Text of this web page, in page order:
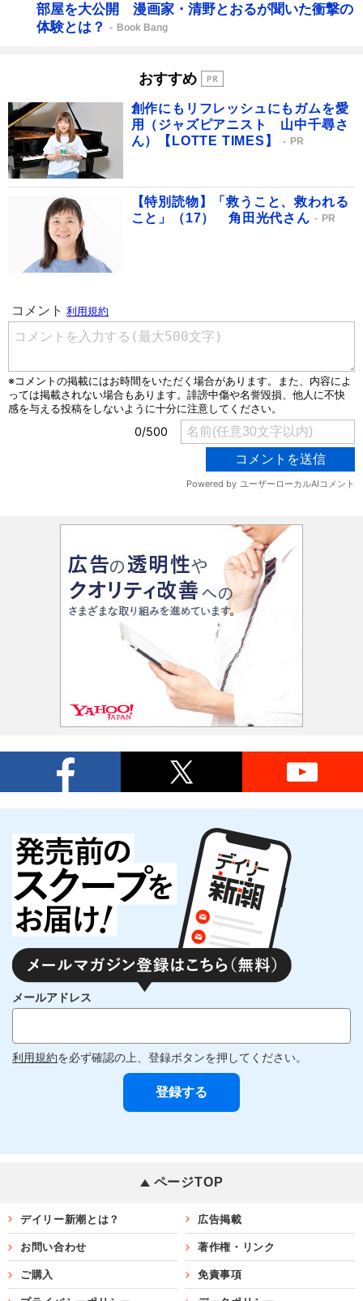
部屋を大公開 漫画家・清野とおるが聞いた衝撃の
体験とは？
Book Bang
おすすめ
創作にもリフレッシュにもガムを愛
用（ジャズピアニスト 山中千尋さ
ん）【LOTTE TIMES】
PR
【特別読物】「救うこと、救われる
こと」（17） 角田光代さん
PR
メールアドレス
利用規約を必ず確認の上、登録ボタンを押してください。
ページTOP
デイリー新潮とは？ 広告掲載
お問い合わせ 著作権・リンク
ご購入 免責事項